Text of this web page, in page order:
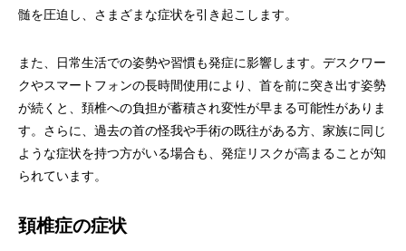
髄を圧迫し、さまざまな症状を引き起こします。
また、日常生活での姿勢や習慣も発症に影響します。デスクワー
クやスマートフォンの長時間使用により、首を前に突き出す姿勢
が続くと、頚椎への負担が蓄積され変性が早まる可能性がありま
す。さらに、過去の首の怪我や手術の既往がある方、家族に同じ
ような症状を持つ方がいる場合も、発症リスクが高まることが知
られています。
頚椎症の症状